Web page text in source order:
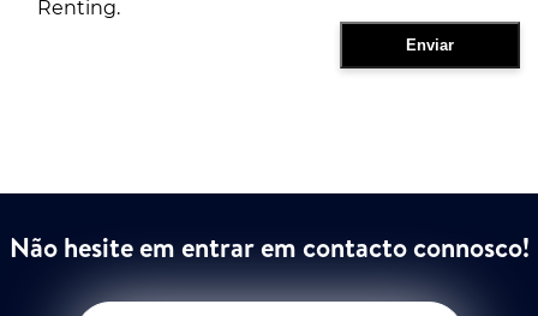
Renting.
Não hesite em entrar em contacto connosco!